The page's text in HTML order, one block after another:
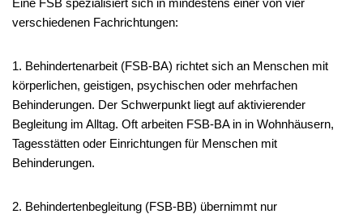
Eine FSB spezialisiert sich in mindestens einer von vier
verschiedenen Fachrichtungen:
1. Behindertenarbeit (FSB-BA) richtet sich an Menschen mit
körperlichen, geistigen, psychischen oder mehrfachen
Behinderungen. Der Schwerpunkt liegt auf aktivierender
Begleitung im Alltag. Oft arbeiten FSB-BA in in Wohnhäusern,
Tagesstätten oder Einrichtungen für Menschen mit
Behinderungen.
2. Behindertenbegleitung (FSB-BB) übernimmt nur